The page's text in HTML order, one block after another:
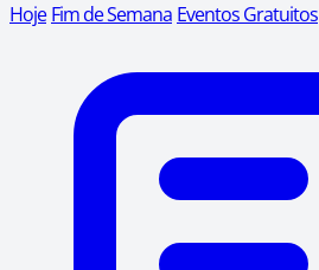
Hoje Fim de Semana Eventos Gratuitos